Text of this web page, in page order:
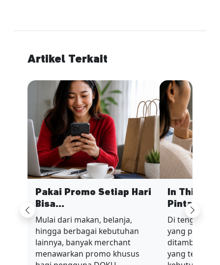
Artikel Terkait
Previous
Pakai Promo Setiap Hari
Bisa...
Mulai dari makan, belanja,
hingga berbagai kebutuhan
lainnya, banyak merchant
menawarkan promo khusus
In This
Pinta...
Di tengah
yang penuh
ditambah
yang terus
Next